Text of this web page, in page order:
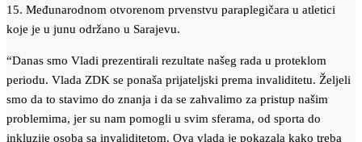
15. Međunarodnom otvorenom prvenstvu paraplegičara u atletici
koje je u junu održano u Sarajevu.
“Danas smo Vladi prezentirali rezultate našeg rada u proteklom
periodu. Vlada ZDK se ponaša prijateljski prema invaliditetu. Željeli
smo da to stavimo do znanja i da se zahvalimo za pristup našim
problemima, jer su nam pomogli u svim sferama, od sporta do
inkluzije osoba sa invaliditetom. Ova vlada je pokazala kako treba